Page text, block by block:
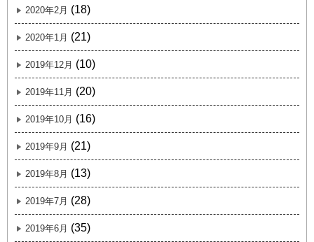
2020年2月 (18)
2020年1月 (21)
2019年12月 (10)
2019年11月 (20)
2019年10月 (16)
2019年9月 (21)
2019年8月 (13)
2019年7月 (28)
2019年6月 (35)